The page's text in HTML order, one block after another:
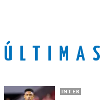
ÚLTIMAS
INTER